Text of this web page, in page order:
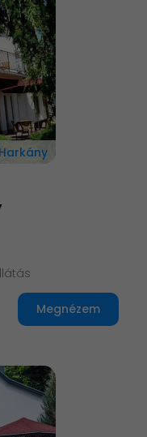
Harkány
Megnézem